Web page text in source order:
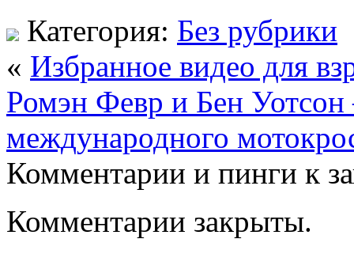
Категория: Без рубрики
« Избранное видео для
Ромэн Февр и Бен
международного
Комментарии и пинги к
Комментарии закрыты.